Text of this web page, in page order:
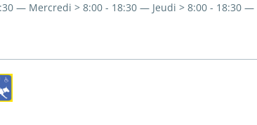
— Mercredi > 8:00 - 18:30 — Jeudi > 8:00 - 18:30 —